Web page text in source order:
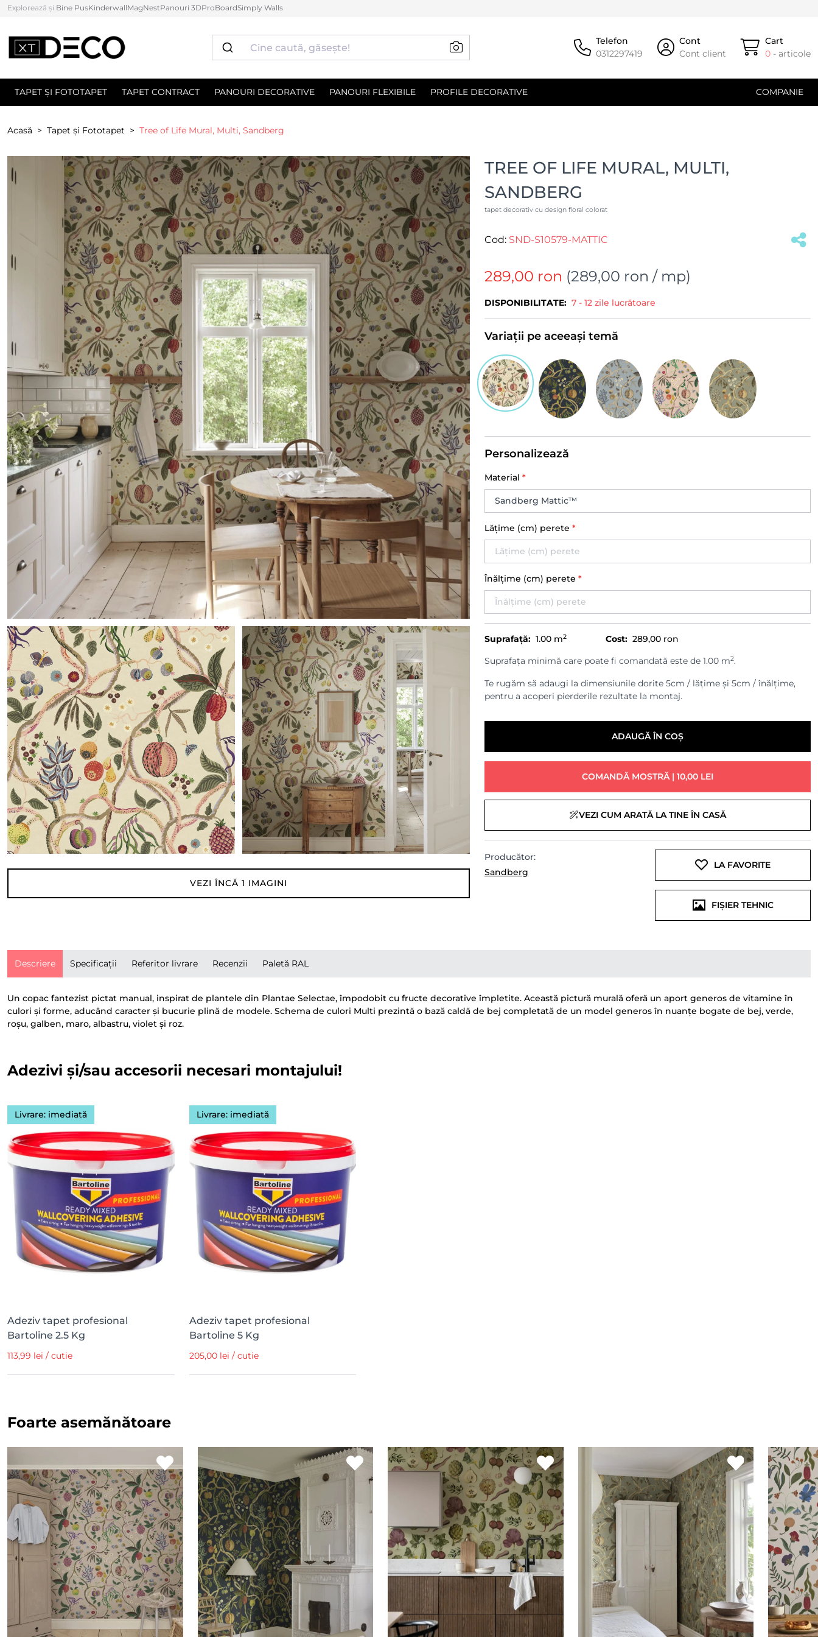
Explorează și:Bine PusKinderwallMagNestPanouri 3DProBoardSimply Walls
Telefon
0312297419
Cont
Cont client
Cart
0 - articole
TAPET ȘI FOTOTAPET TAPET CONTRACT PANOURI DECORATIVE PANOURI FLEXIBILE PROFILE DECORATIVE COMPANIE
Acasă Tapet și Fototapet Tree of Life Mural, Multi, Sandberg
VEZI ÎNCĂ 1 IMAGINI
TREE OF LIFE MURAL, MULTI,
SANDBERG
tapet decorativ cu design floral colorat
Cod: SND-S10579-MATTIC
289,00 ron (289,00 ron / mp)
DISPONIBILITATE: 7 - 12 zile lucrătoare
Variații pe aceeași temă
Personalizează
Material *
Lățime (cm) perete *
Înălțime (cm) perete *
Suprafață: 1.00 m2 Cost: 289,00 ron
Suprafața minimă care poate fi comandată este de 1.00 m2.
Te rugăm să adaugi la dimensiunile dorite 5cm / lățime și 5cm / înălțime,
pentru a acoperi pierderile rezultate la montaj.
ADAUGĂ ÎN COȘ
COMANDĂ MOSTRĂ | 10,00 LEI
VEZI CUM ARATĂ LA TINE ÎN CASĂ
Producător:
Sandberg
LA FAVORITE
FIȘIER TEHNIC
Descriere Specificații Referitor livrare Recenzii Paletă RAL
Un copac fantezist pictat manual, inspirat de plantele din Plantae Selectae, împodobit cu fructe decorative împletite. Această pictură murală oferă un aport generos de vitamine în
culori și forme, aducând caracter și bucurie plină de modele. Schema de culori Multi prezintă o bază caldă de bej completată de un model generos în nuanțe bogate de bej, verde,
roșu, galben, maro, albastru, violet și roz.
Adezivi și/sau accesorii necesari montajului!
Livrare: imediată
Adeziv tapet profesional
Bartoline 2.5 Kg
113,99 lei / cutie
Livrare: imediată
Adeziv tapet profesional
Bartoline 5 Kg
205,00 lei / cutie
Foarte asemănătoare